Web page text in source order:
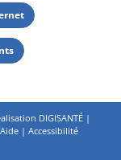
DIGISANTÉ |
Aide| Accessibilité